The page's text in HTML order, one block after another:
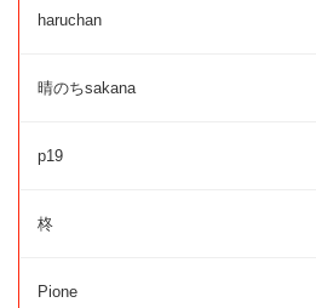
haruchan
晴のちsakana
p19
柊
Pione